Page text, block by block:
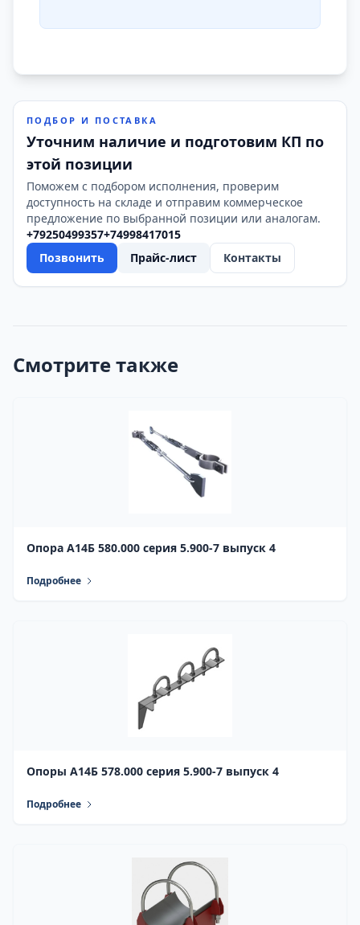
ПОДБОР И ПОСТАВКА
Уточним наличие и подготовим КП по
этой позиции
Поможем с подбором исполнения, проверим
доступность на складе и отправим коммерческое
предложение по выбранной позиции или аналогам.
+79250499357+74998417015
Позвонить
Прайс-лист Контакты
Смотрите также
Опора А14Б 580.000 серия 5.900-7 выпуск 4
Подробнее
Опоры А14Б 578.000 серия 5.900-7 выпуск 4
Подробнее